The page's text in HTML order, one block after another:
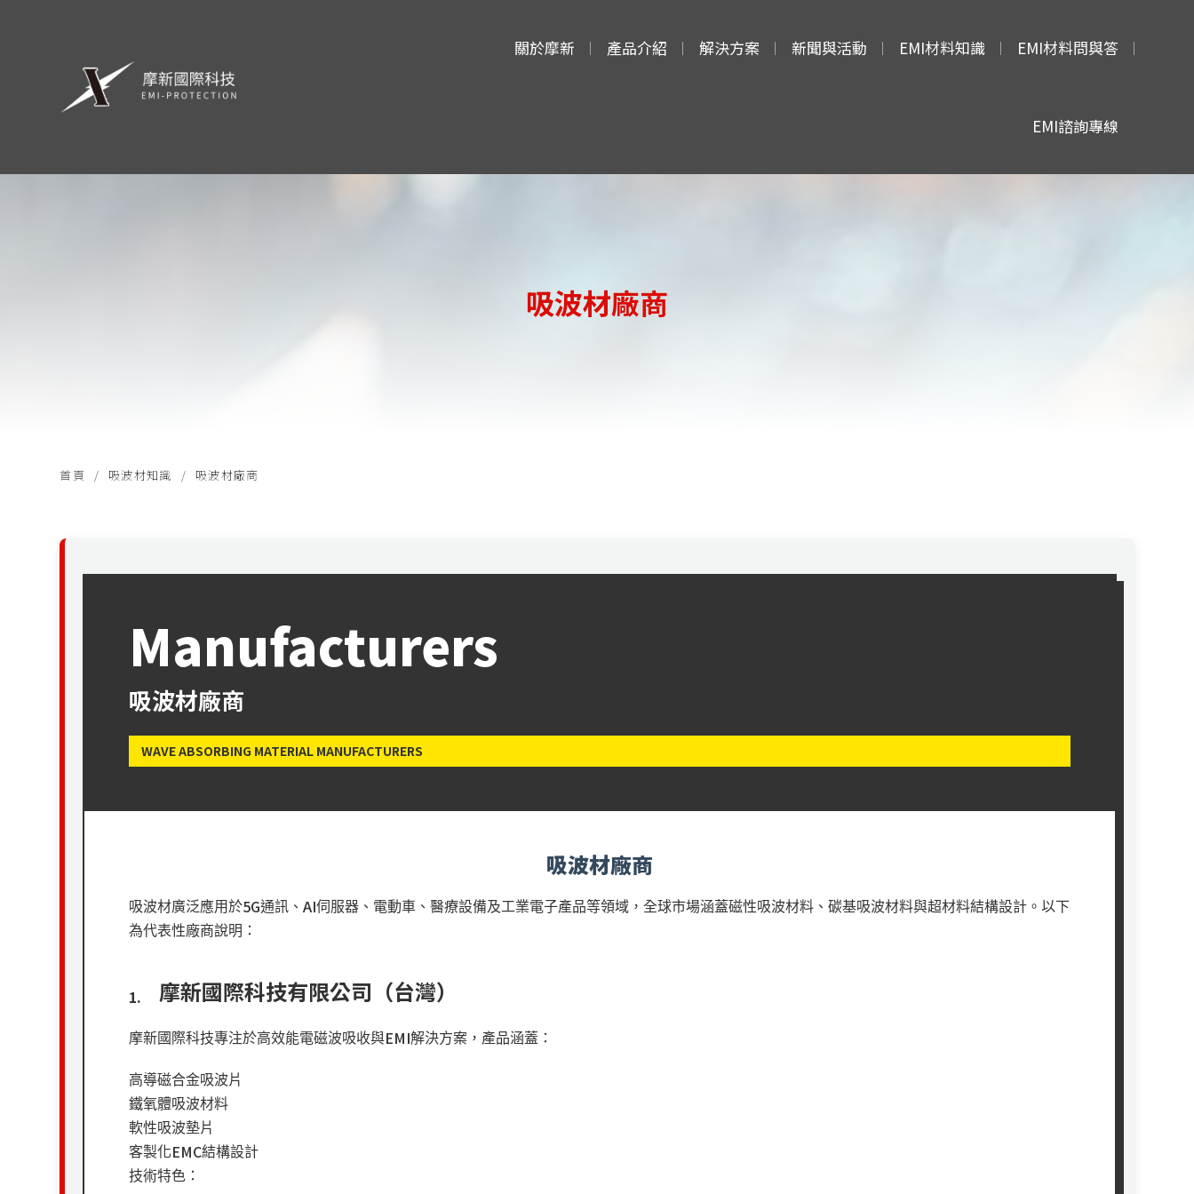
關於摩新 產品介紹 解決方案 新聞與活動 EMI材料知識 EMI材料問與答
EMI諮詢專線
吸波材廠商
首頁 吸波材知識 吸波材廠商
Manufacturers
吸波材廠商
WAVE ABSORBING MATERIAL MANUFACTURERS
吸波材廠商
吸波材廣泛應用於5G通訊、AI伺服器、電動車、醫療設備及工業電子產品等領域，全球市場涵蓋磁性吸波材料、碳基吸波材料與超材料結構設計。以下
為代表性廠商說明：
1. 摩新國際科技有限公司（台灣）
摩新國際科技專注於高效能電磁波吸收與EMI解決方案，產品涵蓋：
高導磁合金吸波片
鐵氧體吸波材料
軟性吸波墊片
客製化EMC結構設計
技術特色：